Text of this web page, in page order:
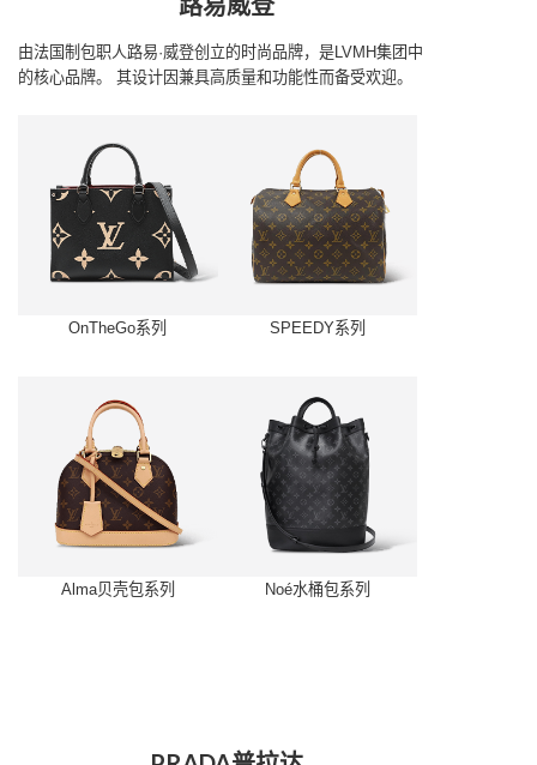
由法国制包职人路易·威登创立的时尚品牌，是LVMH集团中
的核心品牌。 其设计因兼具高质量和功能性而备受欢迎。
OnTheGo系列 SPEEDY系列
Alma贝壳包系列 Noé水桶包系列